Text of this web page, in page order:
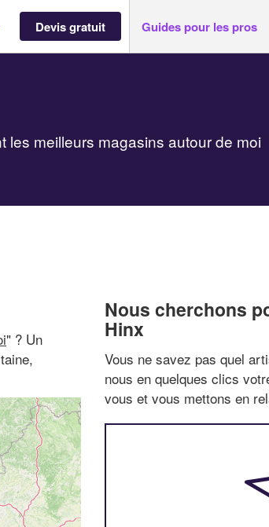
Devis gratuit Guides pour les pros
les meilleurs magasins autour de moi
" ? Un
Nous cherchons
Hinx
Vous ne savez pas quel
nous en quelques clics
vous et vous mettons en